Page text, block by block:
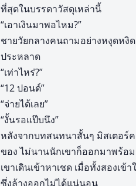
ที่สุดในบรรดาวัสดุเหล่านี้
“เอาเงินมาพอไหม?”
ชายวัยกลางคนถามอย่างหงุดหงิ
ประหลาด
“เท่าไหร่?”
“12 ปอนด์”
“จ่ายได้เลย”
“งั้นรอแป๊บนึง”
หลังจากบทสนทนาสั้นๆ มิสเตอร์
ของ ไม่นานนักเขาก็ออกมาพร้อ
เขาเดินเข้าหาเชด เมื่อทั้งสองเ
ซึ่งล้างออกไม่ได้แน่นอน